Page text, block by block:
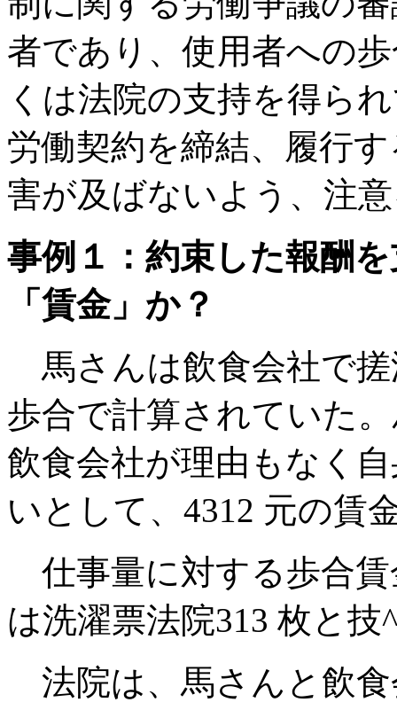
者であり、使用者への
くは法院の支持を得ら
労働契約を締結、履行
害が及ばないよう、注
事例１：約束した報酬
「賃金」か？
馬さんは飲食会社で
歩合で計算されていた
飲食会社が理由もなく
いとして、4312 元の賃
仕事量に対する歩合
は洗濯票法院313 枚と技
法院は、馬さんと飲